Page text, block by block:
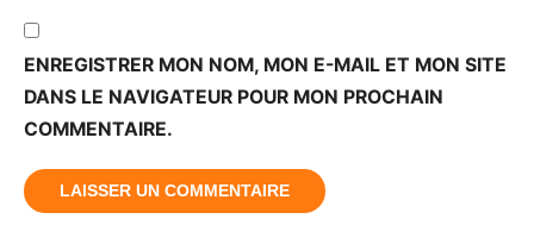
ENREGISTRER MON NOM, MON E-MAIL ET MON SITE
DANS LE NAVIGATEUR POUR MON PROCHAIN
COMMENTAIRE.